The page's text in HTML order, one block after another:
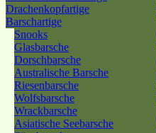
Drachenkopfartige
Barschartige
Snooks
Glasbarsche
Dorschbarsche
Australische Barsche
Riesenbarsche
Wolfsbarsche
Wrackbarsche
Asiatische Seebarsche